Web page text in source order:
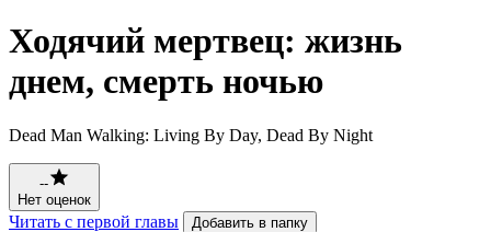
Ходячий мертвец: жизнь
днем, смерть ночью
Dead Man Walking: Living By Day, Dead By Night
--
Нет оценок
Читать с первой главы Добавить в папку